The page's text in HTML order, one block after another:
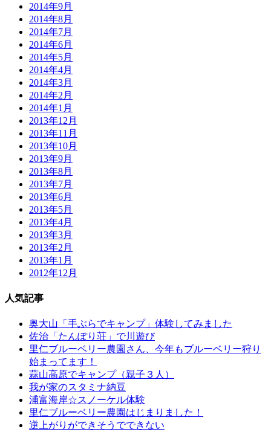
2014年9月
2014年8月
2014年7月
2014年6月
2014年5月
2014年4月
2014年3月
2014年2月
2014年1月
2013年12月
2013年11月
2013年10月
2013年9月
2013年8月
2013年7月
2013年6月
2013年5月
2013年4月
2013年3月
2013年2月
2013年1月
2012年12月
人気記事
奥大山「手ぶらでキャンプ」体験してみました
佐治「たんぽり荘」で川遊び
里仁ブルーベリー農園さん、今年もブルーベリー狩り
始まってます！
蒜山高原でキャンプ（親子３人）
我が家のスタミナ納豆
浦富海岸☆スノーケル体験
里仁ブルーベリー農園はじまりました！
逆上がりができそうでできない